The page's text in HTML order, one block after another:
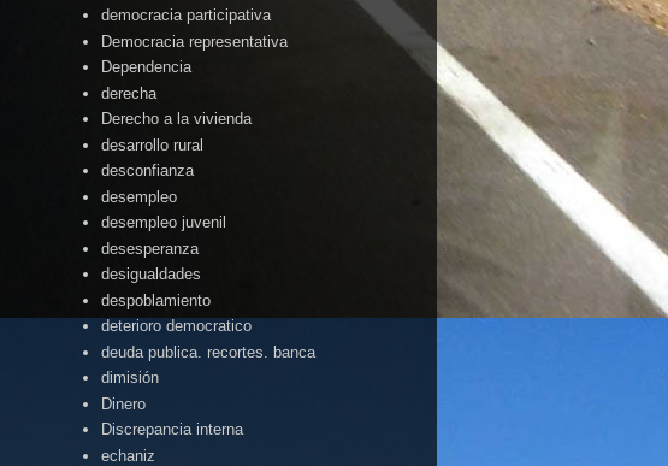
democracia participativa
Democracia representativa
Dependencia
derecha
Derecho a la vivienda
desarrollo rural
desconfianza
desempleo
desempleo juvenil
desesperanza
desigualdades
despoblamiento
deterioro democratico
deuda publica. recortes. banca
dimisión
Dinero
Discrepancia interna
echaniz